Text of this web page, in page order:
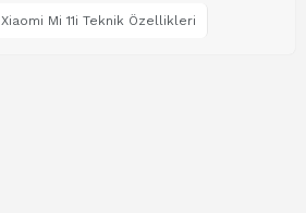
Xiaomi Mi 11i Teknik Özellikleri